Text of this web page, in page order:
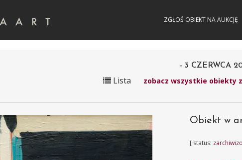
ZGŁOŚ OBIEKT NA AUKCJĘ
- 3 CZERWCA
Lista zobacz wszystkie obiekty
Obiekt w
[ status: